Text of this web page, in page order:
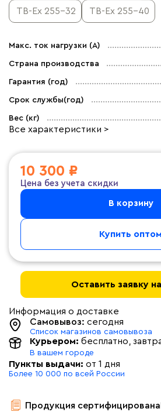
TB-Ex 255-32 TB-Ex 255-40
Макс. ток нагрузки (А)
Страна производства
Гарантия (год)
Срок службы(год)
Вес (кг)
Все характеристики >
10 300 ₽
Цена без учета скидки
В корзину
Купить оптом
Оставить заявку
Информация о доставке
Самовывоз: сегодня
Список магазинов самовывоза
Курьером: бесплатно ,
В вашем городе
Пункты выдачи: от 1 дня
Более 10 000 по всей России
Продукция сертифицирована